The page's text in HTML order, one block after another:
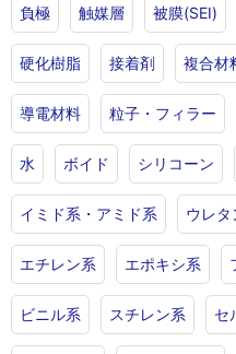
負極 触媒層 被膜(SEI)
硬化樹脂 接着剤 複合材
導電材料 粒子・フィラー
水 ボイド シリコーン
イミド系・アミド系 ウレタ
エチレン系 エポキシ系
ビニル系 スチレン系 セ